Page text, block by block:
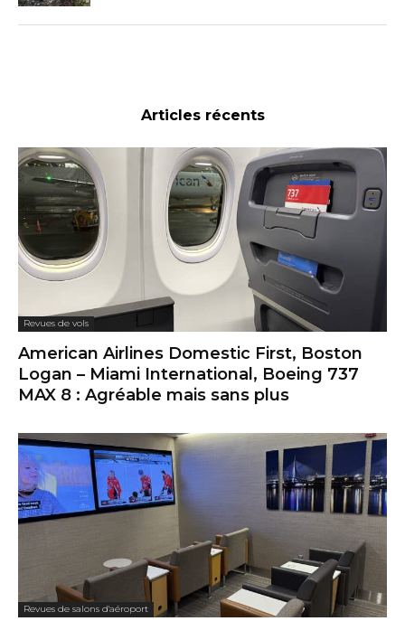
Articles récents
Revues de vols
American Airlines Domestic First, Boston
Logan – Miami International, Boeing 737
MAX 8 : Agréable mais sans plus
Revues de salons d'aéroport